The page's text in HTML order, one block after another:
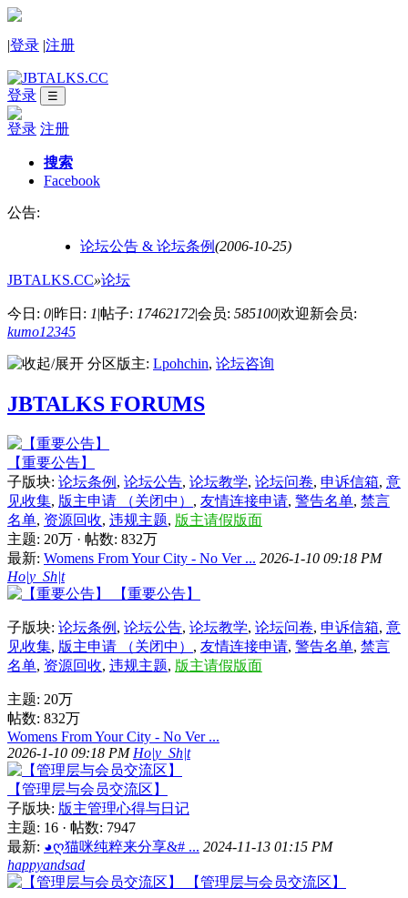
|登录 |注册
登录 ☰
登录 注册
搜索
Facebook
公告:
论坛公告 & 论坛条例(2006-10-25)
JBTALKS.CC»论坛
今日: 0|昨日: 1|帖子: 17462172|会员: 585100|欢迎新会员:
kumo12345
分区版主: Lpohchin, 论坛咨询
JBTALKS FORUMS
【重要公告】
子版块: 论坛条例 , 论坛公告, 论坛教学, 论坛问卷, 申诉信箱, 意
见收集, 版主申请 （关闭中） , 友情连接申请, 警告名单, 禁言
名单, 资源回收, 违规主题, 版主请假版面
主题: 20万 · 帖数: 832万
最新: Womens From Your City - No Ver ... 2026-1-10 09:18 PM
Ho|y_Sh|t
【重要公告】
子版块: 论坛条例 , 论坛公告, 论坛教学, 论坛问卷, 申诉信箱, 意
见收集, 版主申请 （关闭中） , 友情连接申请, 警告名单, 禁言
名单, 资源回收, 违规主题, 版主请假版面
主题: 20万
帖数: 832万
Womens From Your City - No Ver ...
2026-1-10 09:18 PM Ho|y_Sh|t
【管理层与会员交流区】
子版块: 版主管理心得与日记
主题: 16 · 帖数: 7947
最新: ◕ღ猫咪纯粹来分享&# ... 2024-11-13 01:15 PM
happyandsad
【管理层与会员交流区】